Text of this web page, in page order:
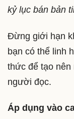
kỷ lục bán bản
Đừng giới hạn
bạn có thể linh
thức để tạo nên
người đọc.
Áp dụng vào